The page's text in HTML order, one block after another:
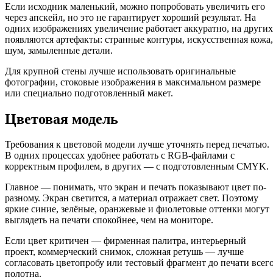
Если исходник маленький, можно попробовать увеличить его
через апскейл, но это не гарантирует хороший результат. На
одних изображениях увеличение работает аккуратно, на других
появляются артефакты: странные контуры, искусственная кожа,
шум, замыленные детали.
Для крупной стены лучше использовать оригинальные
фотографии, стоковые изображения в максимальном размере
или специально подготовленный макет.
Цветовая модель
Требования к цветовой модели лучше уточнять перед печатью.
В одних процессах удобнее работать с RGB-файлами с
корректным профилем, в других — с подготовленным CMYK.
Главное — понимать, что экран и печать показывают цвет по-
разному. Экран светится, а материал отражает свет. Поэтому
яркие синие, зелёные, оранжевые и фиолетовые оттенки могут
выглядеть на печати спокойнее, чем на мониторе.
Если цвет критичен — фирменная палитра, интерьерный
проект, коммерческий снимок, сложная ретушь — лучше
согласовать цветопробу или тестовый фрагмент до печати
полотна.